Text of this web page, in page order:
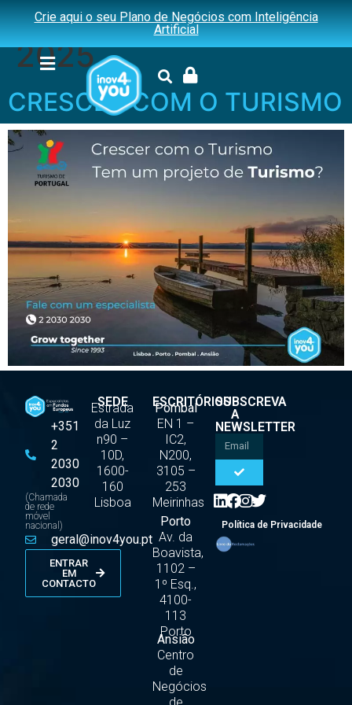
Crie aqui o seu Plano de Negócios com Inteligência
Artificial
Dia:17 de Março,
2025
CRESCER COM O TURISMO
+351
2
2030
2030
(Chamada
de rede
móvel
nacional)
geral@inov4you.pt
ENTRAR
EM
CONTACTO
SEDE
Estrada
da Luz
n90 –
10D,
1600-
160
Lisboa
ESCRITÓRIOS
Pombal
EN 1 –
IC2,
N200,
3105 –
253
Meirinhas
Porto
Av. da
Boavista,
1102 –
1º Esq.,
4100-
113
Porto
Ansião
Centro
de
Negócios
SUBSCREVA
A
NEWSLETTER
Política de Privacidade